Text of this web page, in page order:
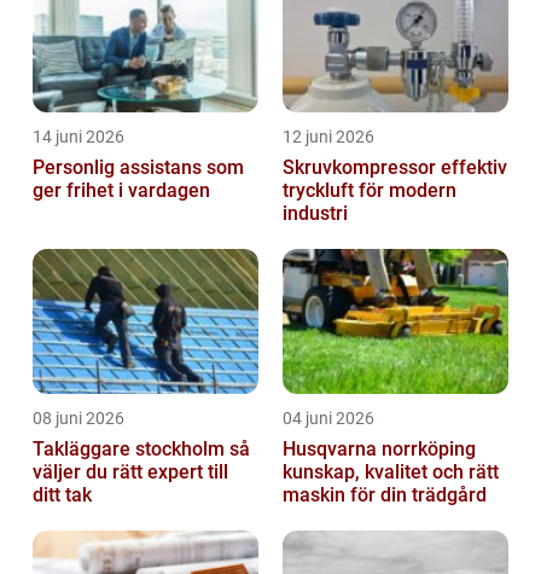
14 juni 2026
Personlig assistans som
ger frihet i vardagen
12 juni 2026
Skruvkompressor effektiv
tryckluft för modern
industri
08 juni 2026
Takläggare stockholm så
väljer du rätt expert till
ditt tak
04 juni 2026
Husqvarna norrköping
kunskap, kvalitet och rätt
maskin för din trädgård